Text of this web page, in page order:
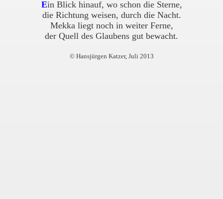
Ein Blick hinauf, wo schon die Sterne,
die Richtung weisen, durch die Nacht.
Mekka liegt noch in weiter Ferne,
der Quell des Glaubens gut bewacht.
© Hansjürgen Katzer, Juli 2013